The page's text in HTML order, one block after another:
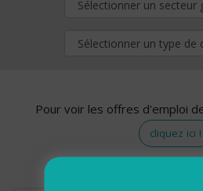
Pour voir les offres d'emploi
cliquez ici !